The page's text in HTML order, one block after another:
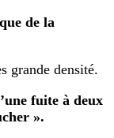
de la
grande densité.
fuite à deux
».